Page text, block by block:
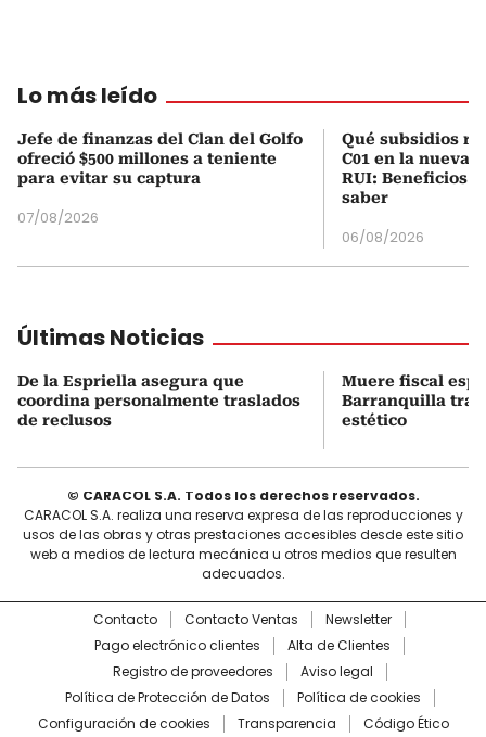
Lo más leído
Jefe de finanzas del Clan del Golfo
ofreció $500 millones a teniente
para evitar su captura
07/08/2026
Qué subsidios
C01 en la nueva
RUI: Beneficios
saber
06/08/2026
Últimas Noticias
De la Espriella asegura que
coordina personalmente traslados
de reclusos
Muere fiscal
Barranquilla
estético
© CARACOL S.A. Todos los derechos reservados.
CARACOL S.A. realiza una reserva expresa de las reproducciones y
usos de las obras y otras prestaciones accesibles desde este sitio
web a medios de lectura mecánica u otros medios que resulten
adecuados.
Contacto Contacto Ventas
Newsletter
Pago electrónico clientes
Alta de Clientes
Registro de proveedores
Aviso legal
Política de Protección de Datos
Política de cookies
Configuración de cookies
Transparencia Código Ético